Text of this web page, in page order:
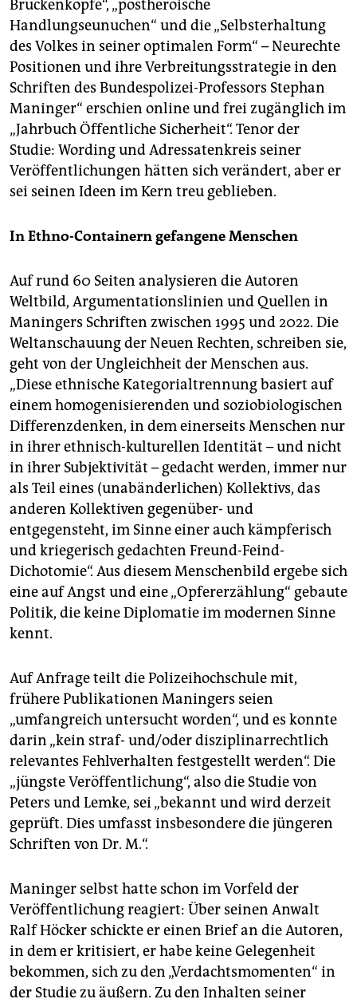
Brückenköpfe“, „postheroische
Handlungseunuchen“ und die „Selbsterhaltung
des Volkes in seiner optimalen Form“ – Neurechte
Positionen und ihre Verbreitungsstrategie in den
Schriften des Bundespolizei-Professors Stephan
Maninger“ erschien online und frei zugänglich im
„Jahrbuch Öffentliche Sicherheit“. Tenor der
Studie: Wording und Adressatenkreis seiner
Veröffentlichungen hätten sich verändert, aber er
sei seinen Ideen im Kern treu geblieben.
In Ethno-Containern gefangene Menschen
Auf rund 60 Seiten analysieren die Autoren
Weltbild, Argumentationslinien und Quellen in
Maningers Schriften zwischen 1995 und 2022. Die
Weltanschauung der Neuen Rechten, schreiben sie,
geht von der Ungleichheit der Menschen aus.
„Diese ethnische Kategorialtrennung basiert auf
einem homogenisierenden und soziobiologischen
Differenzdenken, in dem einerseits Menschen nur
in ihrer ethnisch-kulturellen Identität – und nicht
in ihrer Subjektivität – gedacht werden, immer nur
als Teil eines (unabänderlichen) Kollektivs, das
anderen Kollektiven gegenüber- und
entgegensteht, im Sinne einer auch kämpferisch
und kriegerisch gedachten Freund-Feind-
Dichotomie“. Aus diesem Menschenbild ergebe sich
eine auf Angst und eine „Opfererzählung“ gebaute
Politik, die keine Diplomatie im modernen Sinne
kennt.
Auf Anfrage teilt die Polizeihochschule mit,
frühere Publikationen Maningers seien
„umfangreich untersucht worden“, und es konnte
darin „kein straf- und/oder disziplinarrechtlich
relevantes Fehlverhalten festgestellt werden“. Die
„jüngste Veröffentlichung“, also die Studie von
Peters und Lemke, sei „bekannt und wird derzeit
geprüft. Dies umfasst insbesondere die jüngeren
Schriften von Dr. M.“.
Maninger selbst hatte schon im Vorfeld der
Veröffentlichung reagiert: Über seinen Anwalt
Ralf Höcker schickte er einen Brief an die Autoren,
in dem er kritisiert, er habe keine Gelegenheit
bekommen, sich zu den „Verdachtsmomenten“ in
der Studie zu äußern. Zu den Inhalten seiner